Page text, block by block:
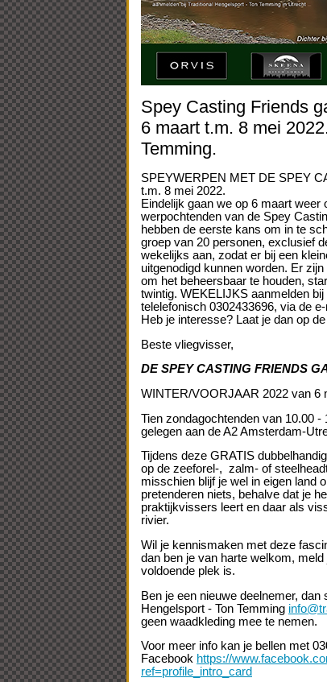
Spey Casting Friends
6 maart t.m. 8 mei
Temming.
SPEYWERPEN MET DE SPEY
t.m. 8 mei 2022.
Eindelijk gaan we op 6 maart weer
werpochtenden van de Spey
hebben de eerste kans om in te
groep van 20 personen, exclusief
wekelijks aan, zodat er bij een
uitgenodigd kunnen worden. Er
om het beheersbaar te houden,
twintig. WEKELIJKS aanmelden bij
telelefonisch 0302433696, via de e-
Heb je interesse? Laat je dan op
Beste vliegvisser,
DE SPEY CASTING FRIENDS
WINTER/VOORJAAR 2022 van 6
Tien zondagochtenden van 10.00
gelegen aan de A2 Amsterdam-
Tijdens deze GRATIS
op de zeeforel-, zalm- of
misschien blijf je wel in eigen land
pretenderen niets, behalve dat je
praktijkvissers leert en daar als
rivier.
Wil je kennismaken met deze
dan ben je van harte welkom,
voldoende plek is.
Ben je een nieuwe deelnemer, dan
Hengelsport - Ton Temming
geen waadkleding mee te nemen.
Voor meer info kan je bellen met
Facebook https://
ref=profile_intro_card